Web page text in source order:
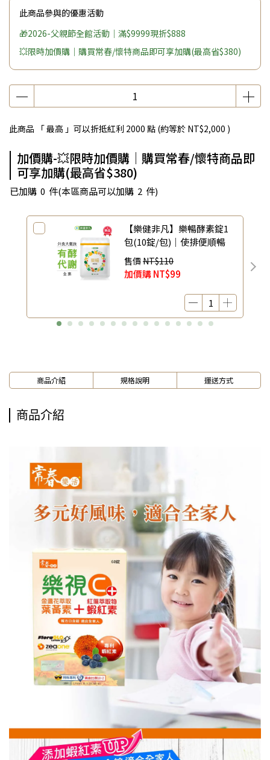
此商品參與的優惠活動
🎁2026-父親節全館活動｜滿$9999現折$888
💥限時加價購｜購買常春/懷特商品即可享加購(最高省$380)
此商品 「 最高 」可以折抵紅利 2000 點 (約等於 NT$2,000 )
加價購-💥限時加價購｜購買常春/懷特商品即
可享加購(最高省$380)
已加購 0 件(本區商品可以加購 2 件)
【樂健非凡】樂暢酵素錠1
包(10錠/包)｜使排便順暢
售價 NT$110
加價購NT$99
商品介紹 規格說明 運送方式
商品介紹